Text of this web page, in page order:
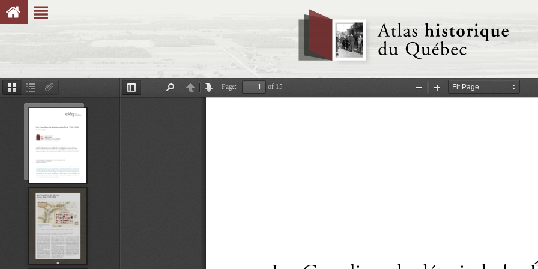
ThumbnailsDocument
Outline
Toggle
PreviousNext
Page: of 15
Zoom
Zoom